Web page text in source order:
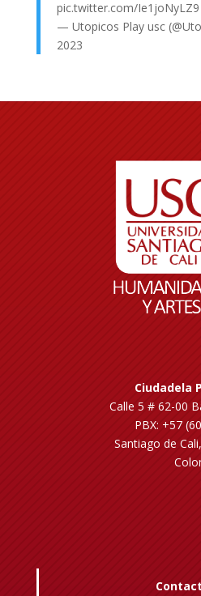
pic.twitter.com/Ie1joNyLZ9
— Utopicos Play usc
2023
Ciudadela
Calle 5 # 62-00
PBX: +57
Santiago de